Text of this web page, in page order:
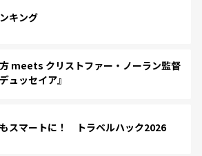
キング
meets クリストファー・ノーラン監督
ュッセイア』
スマートに！ トラベルハック2026